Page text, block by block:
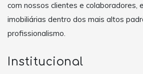
com nossos clientes e colaboradores,
imobiliárias dentro dos mais altos
profissionalismo.
Institucional